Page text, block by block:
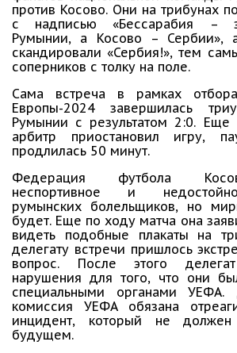
против Косово. Они на трибунах
с надписью «Бессарабия –
Румынии, а Косово – Сербии»,
скандировали «Сербия!», тем
соперников с толку на поле.
Сама встреча в рамках
Европы-2024 завершилась
Румынии с результатом 2:0. Еще
арбитр приостановил игру,
продлилась 50 минут.
Федерация футбола
неспортивное и
румынских болельщиков, но
будет. Еще по ходу матча она
видеть подобные плакаты на
делегату встречи пришлось
вопрос. После этого
нарушения для того, что они
специальными органами УЕФА.
комиссия УЕФА обязана
инцидент, который не должен
будущем.